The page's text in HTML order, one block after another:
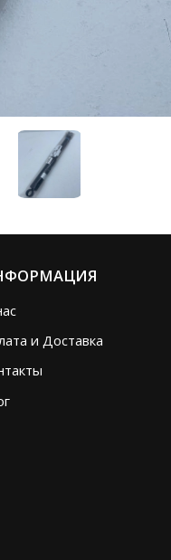
и Доставка